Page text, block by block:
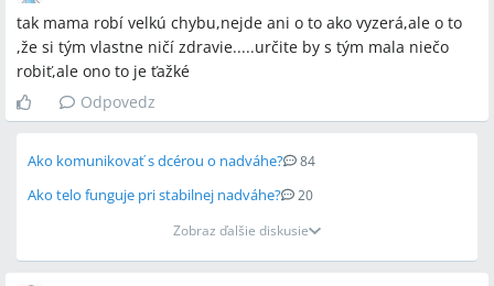
tak mama robí velkú chybu,nejde ani o to ako vyzerá,ale o to
,že si tým vlastne ničí zdravie.....určite by s tým mala niečo
robiť,ale ono to je ťažké
Odpovedz
Ako komunikovať s dcérou o nadváhe? 84
Ako telo funguje pri stabilnej nadváhe?
20
Zobraz ďalšie diskusie